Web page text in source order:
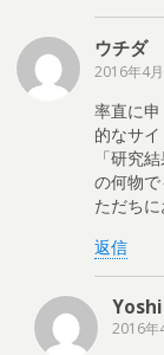
ウチダ
2016年4
率直に
的なサ
「研究
の何物で
ただちに
返信
Yoshi
2016年